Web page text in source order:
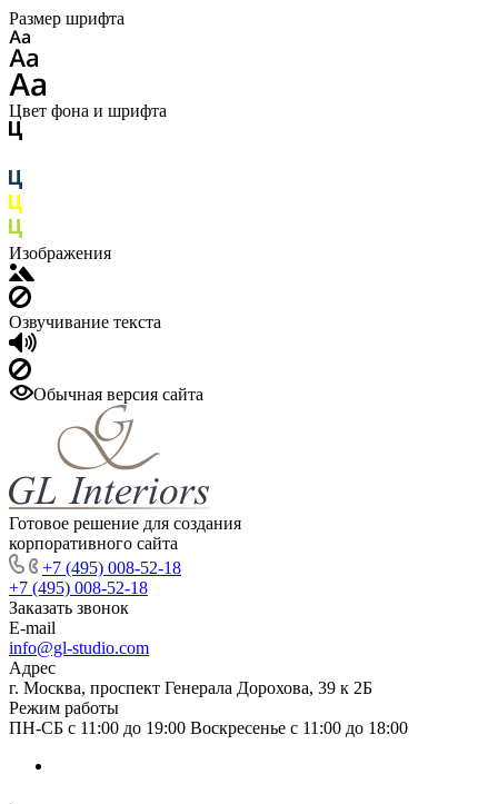
Размер шрифта
Цвет фона и шрифта
Изображения
Озвучивание текста
Обычная версия сайта
Готовое решение для создания
корпоративного сайта
+7 (495) 008-52-18
+7 (495) 008-52-18
Заказать звонок
E-mail
info@gl-studio.com
Адрес
г. Москва, проспект Генерала Дорохова, 39 к 2Б
Режим работы
ПН-СБ с 11:00 до 19:00 Воскресенье с 11:00 до 18:00